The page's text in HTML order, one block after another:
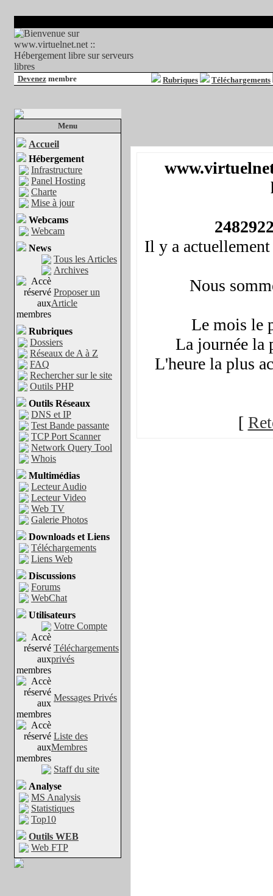
Devenezmembre Rubriques Téléchargements
Menu
Accueil
Hébergement
Infrastructure
Panel Hosting
Charte
Mise à jour
Webcams
Webcam
News
Tous les Articles
Archives
Proposer un
Article
Rubriques
Dossiers
Réseaux de A à Z
FAQ
Rechercher sur le site
Outils PHP
Outils Réseaux
DNS et IP
Test Bande passante
TCP Port Scanner
Network Query Tool
Whois
Multimédias
Lecteur Audio
Lecteur Video
Web TV
Galerie Photos
Downloads et Liens
Téléchargements
Liens Web
Discussions
Forums
WebChat
Utilisateurs
Votre Compte
Téléchargements
privés
Messages Privés
Liste des
Membres
Staff du site
Analyse
MS Analysis
Statistiques
Top10
Outils WEB
Web FTP
Il y a
Nous
Le mois le
La journée la
L'heure la plus
[